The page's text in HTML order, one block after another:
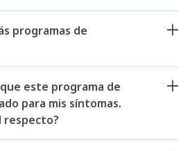
programas de
este programa de
para mis síntomas.
respecto?